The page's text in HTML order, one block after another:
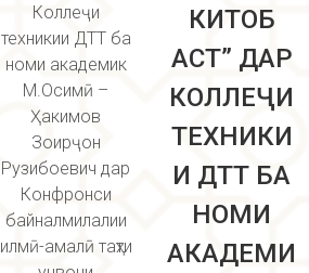
Коллеҷи
техникии ДТТ ба
номи академик
М.Осимӣ –
Ҳакимов
Зоирҷон
Рузибоевич дар
Конфронси
байналмилалии
илмӣ-амалӣ таҳти
КИТОБ
АСТ” ДАР
КОЛЛЕҶИ
ТЕХНИКИ
И ДТТ БА
НОМИ
АКАДЕМИ